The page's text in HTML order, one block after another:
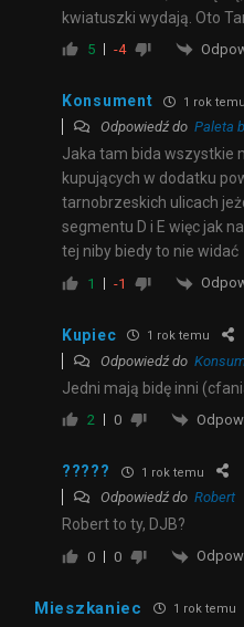
kwiatuszki wydają. Oto
5 -4
Konsument 1 rok temu
Odpowiedź do Paleta
Jaka tam bida wszystkie
kupujących w dodatku
tarnobrzeskich ulicach
segmentu D i E więc jak
tej niby biedy to nie widać
1 -1
Kupiec 1 rok temu
Odpowiedź do
Jedni mają bidę inni
2 0
????? 1 rok temu
Odpowiedź do Robert
Robert to ty, DJB?
0 0
Mieszkaniec 1 rok temu